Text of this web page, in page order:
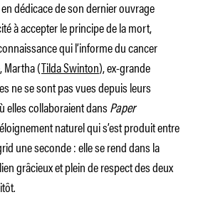
dédicace de son dernier ouvrage
à accepter le principe de la mort,
qui l’informe du cancer
Martha (Tilda Swinton), ex-grande
ne se sont pas vues depuis leurs
elles collaboraient dansPaper
naturel qui s’est produit entre
une seconde : elle se rend dans la
grâcieux et plein de respect des deux